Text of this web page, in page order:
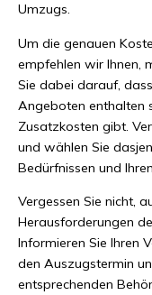
Umzugs.
Um die genauen
empfehlen wir Ihnen,
Sie dabei darauf,
Angeboten enthalten
Zusatzkosten gibt.
und wählen Sie
Bedürfnissen und
Vergessen Sie nicht,
Herausforderungen
Informieren Sie Ihren
den Auszugstermin
entsprechenden